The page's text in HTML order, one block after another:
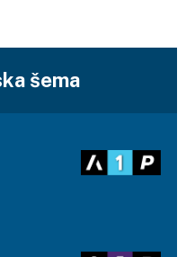
šema